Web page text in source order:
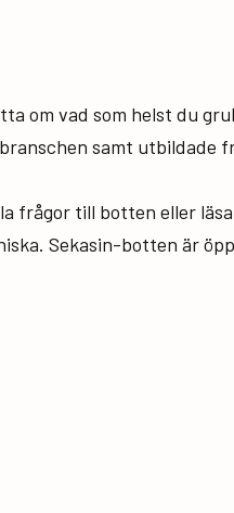
om vad som helst du
samt utbildade
frågor till botten eller
Sekasin-botten är